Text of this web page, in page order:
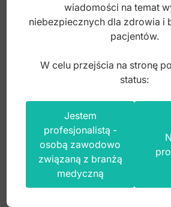
5,00zł
wiadomości na temat
niebezpiecznych dla zdrowia i
pacjentów.
W celu przejścia na stronę
status:
Jestem
profesjonalistą -
osobą zawodowo
związaną z branżą
medyczną